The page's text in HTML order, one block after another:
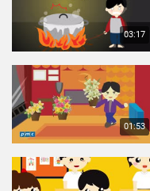
03:04
03:57
03:17
01:53